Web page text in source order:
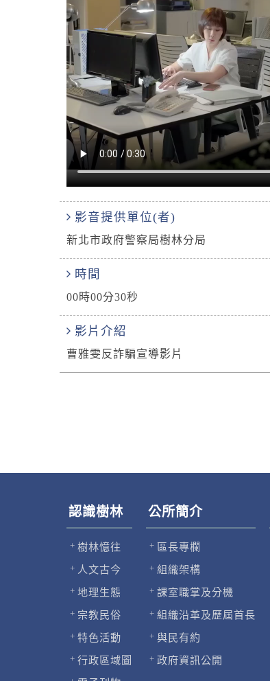
影音提供單位(者)
新北市政府警察局樹林分局
時間
00時00分30秒
影片介紹
曹雅雯反詐騙宣導影片
認識樹林
樹林憶往
人文古今
地理生態
宗教民俗
特色活動
行政區域圖
公所簡介
區長專欄
組織架構
課室職掌及分機
組織沿革及歷屆首長
與民有約
政府資訊公開